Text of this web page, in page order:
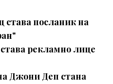
става посланик на
рекламно лице
Джони Деп стана